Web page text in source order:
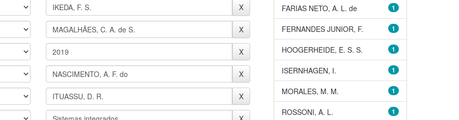
1
FARIAS NETO, A. L. de
1
FERNANDES JUNIOR, F.
1
HOOGERHEIDE, E. S. S.
1
ISERNHAGEN, I.
1
MORALES, M. M.
1
ROSSONI, A. L.